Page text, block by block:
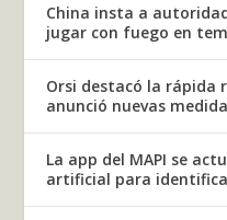
China insta a
jugar con fuego en
Orsi destacó la rápida
anunció nuevas
La app del MAPI se
artificial para